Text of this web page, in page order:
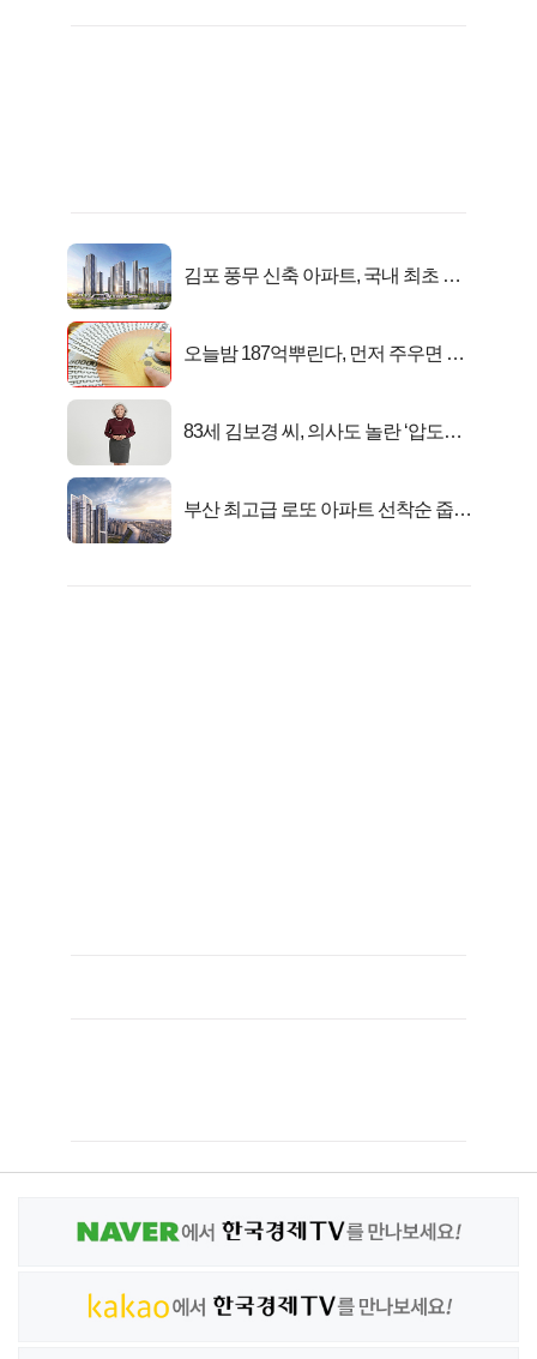
김포 풍무 신축 아파트, 국내 최초 반
오늘밤 187억뿌린다, 먼저 주우면 최
83세 김보경 씨, 의사도 놀란 ‘압도적
부산 최고급 로또 아파트 선착순 줍줍